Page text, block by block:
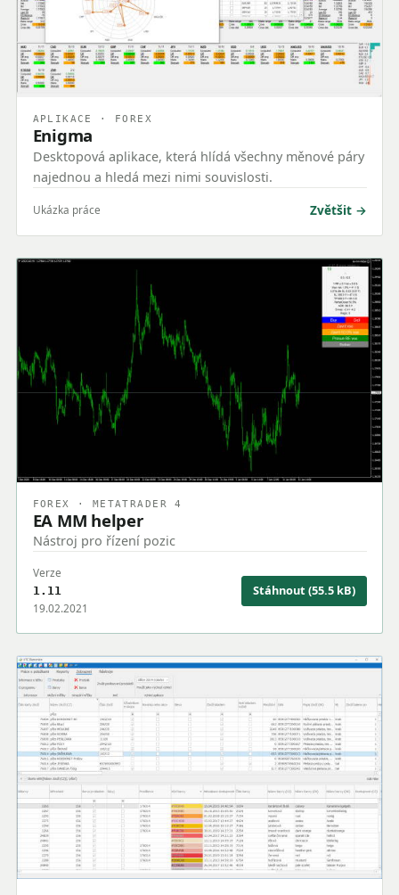
APLIKACE · FOREX
Enigma
Desktopová aplikace, která hlídá všechny měnové páry
najednou a hledá mezi nimi souvislosti.
Ukázka práce Zvětšit
FOREX · METATRADER 4
EA MM helper
Nástroj pro řízení pozic
Verze
1.11
19.02.2021
Stáhnout (55.5 kB)